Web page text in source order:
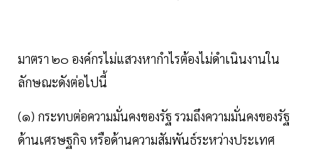
มาตรา ๒๐ องค์กรไม่แสวงหากำไรต้องไม่ดำเนินงานใน
ลักษณะดังต่อไปนี้
(๑) กระทบต่อความมั่นคงของรัฐ รวมถึงความมั่นคงของรัฐ
ด้านเศรษฐกิจ หรือด้านความสัมพันธ์ระหว่างประเทศ